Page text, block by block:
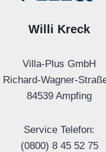
Willi Kreck
Villa-Plus GmbH
Richard-Wagner-
84539 Ampfing
Service Telefon:
(0800) 8 45 52 75